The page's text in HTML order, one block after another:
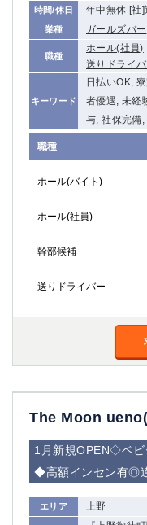
時間/休日 年中無休 [社
業種 ガールズバー
職種
ホール(社員)
送りドライバ
キーワード
日払いOK,
者優遇, 未経
与, 社保完備
職種
ホール(バイト)
ホール(社員)
幹部候補
送りドライバー
The Moon
1月新規OPEN◇ベビ
◆高額インセン有◎
エリア 上野
神奈川県
関内
川崎
本厚木
小田原
関内・馬車道・日ノ
元住吉
戸塚
厚木
桜木町
埼玉県
志木
草加
所沢
春日部
蕨
千葉県